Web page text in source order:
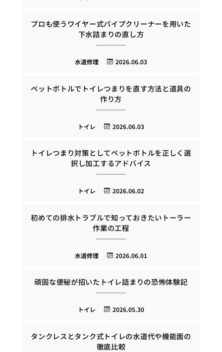
プロも使うワイヤー式パイプクリーナーを用いた
下水詰まりの直し方
2026.06.03
水道修理
ペットボトルでトイレつまりを直す方法と道具の
作り方
2026.06.03
トイレ
トイレつまり対策としてペットボトルを正しく選
択し加工するアドバイス
2026.06.02
トイレ
初めての排水トラブルで知っておきたいトーラー
作業の工程
2026.06.01
水道修理
頑固な便秘が招いたトイレ詰まりの恐怖体験記
2026.05.30
トイレ
タンクレスとタンク式トイレの水道代や機能面の
徹底比較